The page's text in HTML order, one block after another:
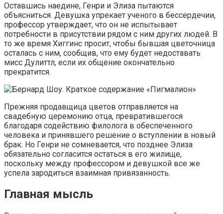
Оставшись наедине, Генри и Элиза пытаются
объясниться. Девушка упрекает ученого в бессердечии,
профессор утверждает, что он не испытывает
потребности в присутствии рядом с ним других людей. В
то же время Хиггинс просит, чтобы бывшая цветочница
осталась с ним, сообщив, что ему будет недоставать
мисс Дулиттл, если их общение окончательно
прекратится.
Прежняя продавщица цветов отправляется на
свадебную церемонию отца, превратившегося
благодаря содействию филолога в обеспеченного
человека и принявшего решение о вступлении в новый
брак. Но Генри не сомневается, что позднее Элиза
обязательно согласится остаться в его жилище,
поскольку между профессором и девушкой все же
успела зародиться взаимная привязанность.
Главная мысль